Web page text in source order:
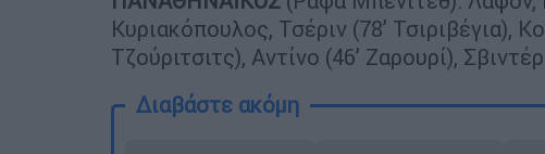
Κυριακόπουλος, Τσέριν (78’ Τσιριβέγια),
Τζούριτσιτς), Αντίνο (46’ Ζαρουρί),
Διαβάστε ακόμη